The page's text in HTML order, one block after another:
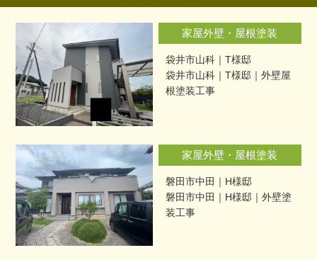
家屋外壁・屋根塗装
袋井市山科｜T様邸
袋井市山科｜T様邸｜外壁屋
根塗装工事
家屋外壁・屋根塗装
磐田市中田｜H様邸
磐田市中田｜H様邸｜外壁塗
装工事